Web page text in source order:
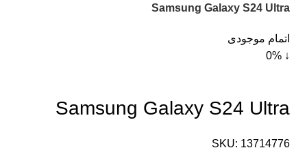
Samsung Galaxy S24 Ultra
اتمام موجودی
↓ 0%
Samsung Galaxy S24 Ultra
SKU: 13714776